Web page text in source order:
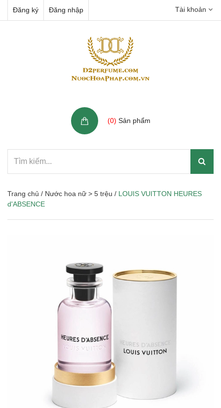
Đăng ký Đăng nhập Tài khoản
(0) Sản phẩm
Trang chủ / Nước hoa nữ > 5 trệu / LOUIS VUITTON HEURES
d'ABSENCE